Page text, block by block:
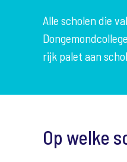
Alle scholen die
rijk palet aan
Op welke